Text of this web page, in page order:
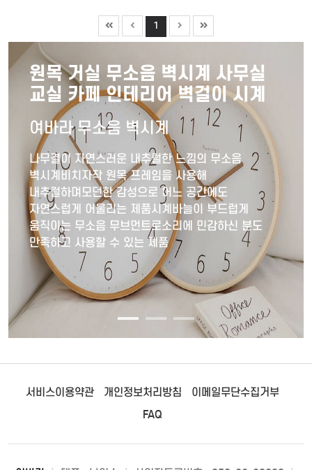
1
원목 거실 무소음 벽시계 사무실
교실 카페 인테리어 벽걸이 시계
여바라 무소음 벽시계
나무결이 자연스러운 내추럴한 느낌의 무소음
벽시계비치자작 원목 프레임을 사용해
내추럴하며모던한 감성으로 어느 공간에도
자연스럽게 어울리는 제품시계바늘이 부드럽게
움직이는 무소음 무브먼트로소리에 민감하신 분도
만족하고 사용할 수 있는 제품
서비스이용약관 개인정보처리방침
이메일무단수집거부
FAQ